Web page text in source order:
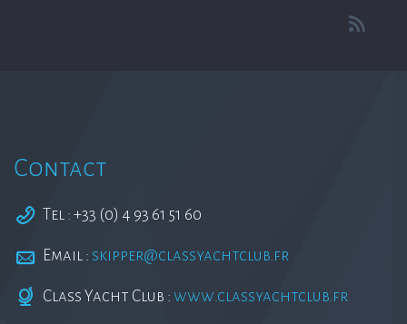
Contact
Tel : +33 (0) 4 93 61 51 60
Email : skipper@classyachtclub.fr
Class Yacht Club : www.classyachtclub.fr